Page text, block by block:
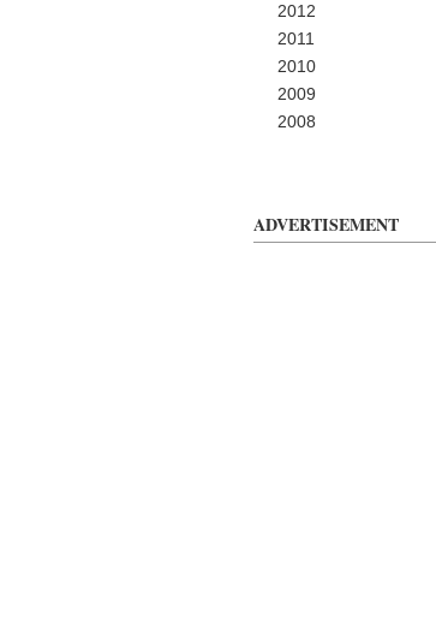
2012
2011
2010
2009
2008
ADVERTISEMENT